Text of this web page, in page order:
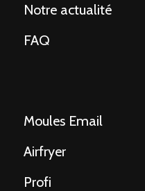
Notre actualité
FAQ
Moules Email
Airfryer
Profi